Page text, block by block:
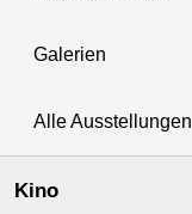
Galerien
Alle Ausstellungen
Kino